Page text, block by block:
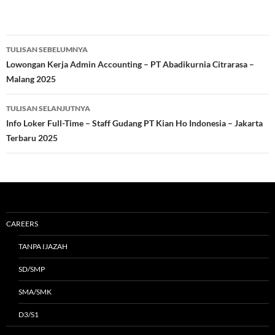
Navigasi
Tulisan
TULISAN SEBELUMNYA
Lowongan Kerja Admin Accounting – PT Abadikurnia Citrarasa –
Malang 2025
TULISAN SELANJUTNYA
Info Loker Full-Time – Staff Gudang PT Kian Ho Indonesia – Jakarta
Terbaru 2025
CAREERS
TANPA IJAZAH
SD/SMP
SMA/SMK
D3/S1